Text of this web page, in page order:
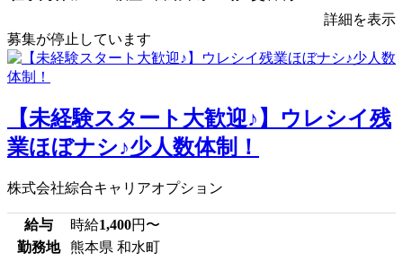
詳細を表示
募集が停止しています
【未経験スタート大歓迎♪】ウレシイ残
業ほぼナシ♪少人数体制！
株式会社綜合キャリアオプション
給与 時給1,400円〜
勤務地
熊本県 和水町